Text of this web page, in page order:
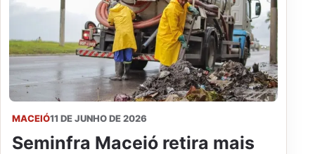
MACEIÓ11 DE JUNHO DE 2026
Seminfra Maceió retira mais